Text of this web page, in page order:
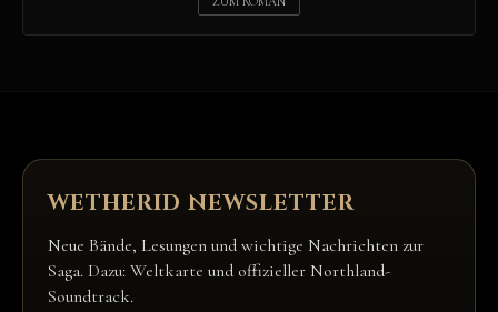
WETHERID NEWSLETTER
Neue Bände, Lesungen und wichtige Nachrichten zur
Saga. Dazu: Weltkarte und offizieller Northland-
Soundtrack.